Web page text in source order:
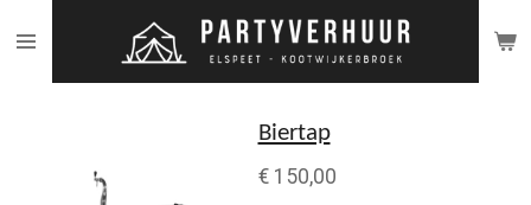
direct
Biertap
€ 150,00